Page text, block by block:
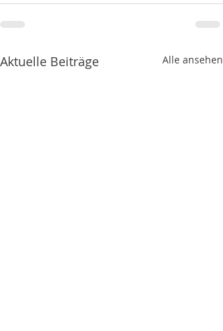
Aktuelle Beiträge Alle ansehen